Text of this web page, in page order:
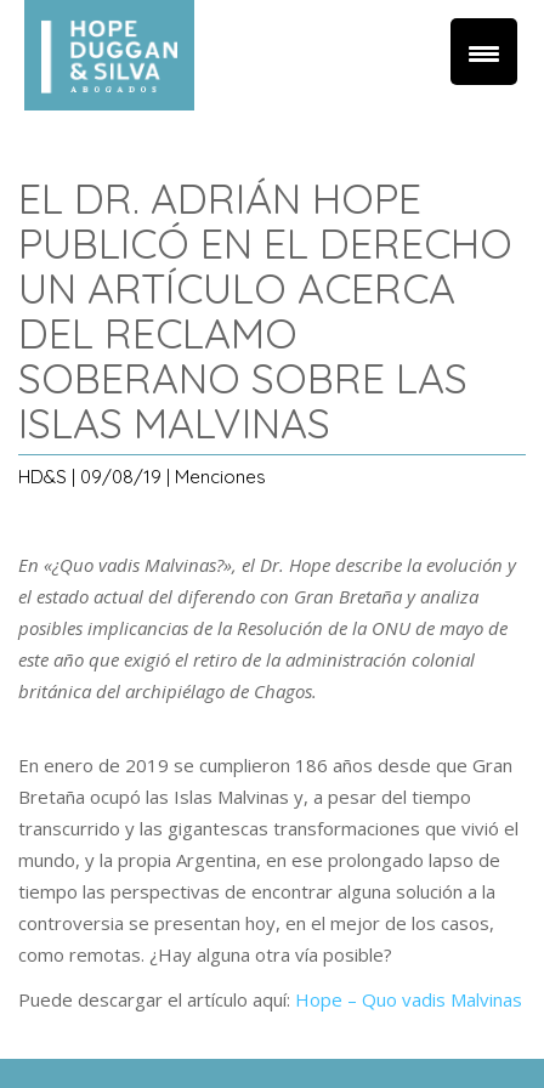
EL DR. ADRIÁN HOPE
PUBLICÓ EN EL DERECHO
UN ARTÍCULO ACERCA
DEL RECLAMO
SOBERANO SOBRE LAS
ISLAS MALVINAS
HD&S | 09/08/19 | Menciones
En «¿Quo vadis Malvinas?», el Dr. Hope describe la evolución y
el estado actual del diferendo con Gran Bretaña y analiza
posibles implicancias de la Resolución de la ONU de mayo de
este año que exigió el retiro de la administración colonial
británica del archipiélago de Chagos.
En enero de 2019 se cumplieron 186 años desde que Gran
Bretaña ocupó las Islas Malvinas y, a pesar del tiempo
transcurrido y las gigantescas transformaciones que vivió el
mundo, y la propia Argentina, en ese prolongado lapso de
tiempo las perspectivas de encontrar alguna solución a la
controversia se presentan hoy, en el mejor de los casos,
como remotas. ¿Hay alguna otra vía posible?
Puede descargar el artículo aquí: Hope – Quo vadis Malvinas